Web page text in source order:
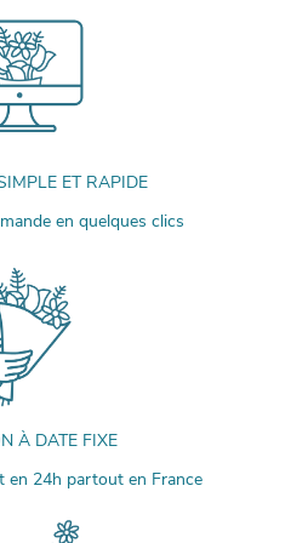
ET RAPIDE
en quelques clics
À DATE FIXE
en 24h partout en France